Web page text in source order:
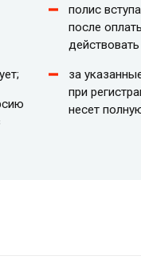
полис
после
за
при
несет